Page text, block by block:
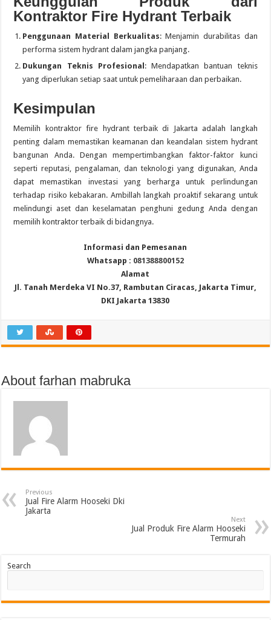
Kontraktor Fire Hydrant Terbaik
Penggunaan Material Berkualitas: Menjamin durabilitas dan
performa sistem hydrant dalam jangka panjang.
Dukungan Teknis Profesional : Mendapatkan bantuan teknis
yang diperlukan setiap saat untuk pemeliharaan dan perbaikan.
Kesimpulan
Memilih kontraktor fire hydrant terbaik di Jakarta adalah langkah
penting dalam memastikan keamanan dan keandalan sistem hydrant
bangunan Anda. Dengan mempertimbangkan faktor-faktor kunci
seperti reputasi, pengalaman, dan teknologi yang digunakan, Anda
dapat memastikan investasi yang berharga untuk perlindungan
terhadap risiko kebakaran. Ambillah langkah proaktif sekarang untuk
melindungi aset dan keselamatan penghuni gedung Anda dengan
memilih kontraktor terbaik di bidangnya.
Informasi dan Pemesanan
Whatsapp : 081388800152
Alamat
Jl. Tanah Merdeka VI No.37, Rambutan Ciracas, Jakarta Timur,
DKI Jakarta 13830
About farhan mabruka
Previous
Jual Fire Alarm Hooseki Dki
Jakarta
Next
Jual Produk Fire Alarm Hooseki
Termurah
Search